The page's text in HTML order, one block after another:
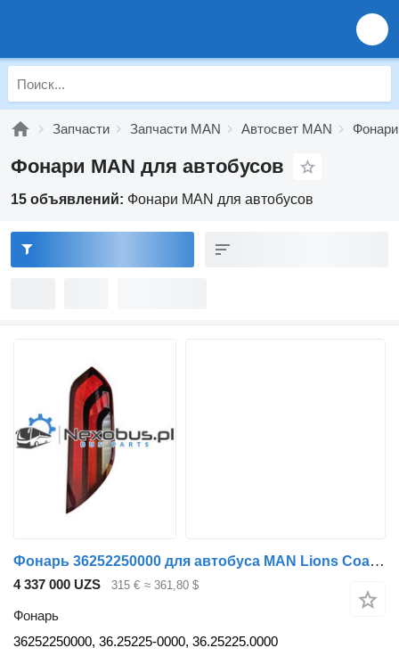
Запчасти Запчасти MAN Автосвет MAN
Фонари MAN для автобусов
15 объявлений: Фонари MAN для автобусов
Фонарь 36252250000 для автобуса MAN Lions Coach
4 337 000 UZS 315 € ≈ 361,80 $
Фонарь
36252250000, 36.25225-0000, 36.25225.0000